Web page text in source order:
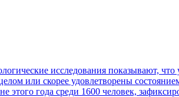
исследования показывают, что
скорее удовлетворены состоянием
года среди 1600 человек,